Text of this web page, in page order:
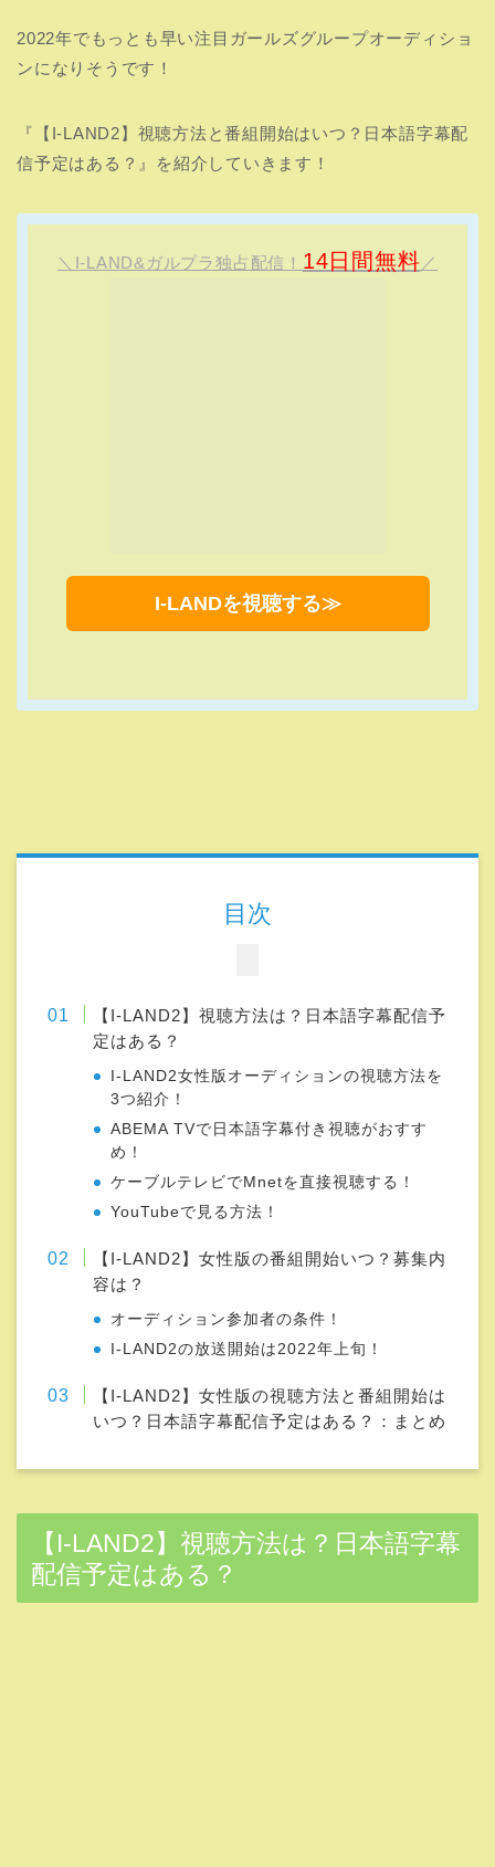
2022年でもっとも早い注目ガールズグループオーディショ
ンになりそうです！
『【I-LAND2】視聴方法と番組開始はいつ？日本語字幕配
信予定はある？』を紹介していきます！
＼I-LAND&ガルプラ独占配信！ 14日間無料 ／
3つ紹介！
【I-LAND2】女性版の番組開始いつ？募集内
容は？
オーディション参加者の条件！
I-LAND2の放送開始は2022年上旬！
【I-LAND2】女性版の視聴方法と番組開始は
いつ？日本語字幕配信予定はある？：まとめ
【I-LAND2】視聴方法は？日本語字幕
配信予定はある？